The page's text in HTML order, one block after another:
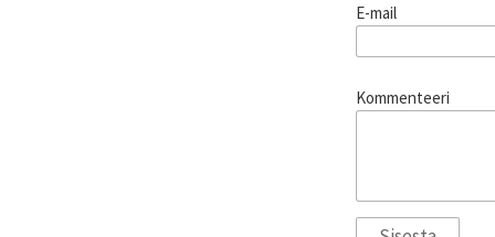
E-mail
Kommenteeri